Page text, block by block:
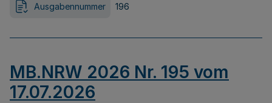
Ausgabennummer 196
MB.NRW 2026 Nr. 195 vom
17.07.2026